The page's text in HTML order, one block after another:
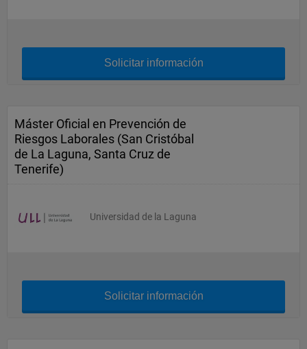
Solicitar información
Máster Oficial en Prevención de
Riesgos Laborales (San Cristóbal
de La Laguna, Santa Cruz de
Tenerife)
Universidad de la Laguna
Solicitar información